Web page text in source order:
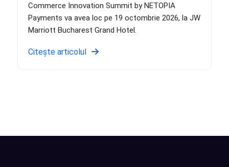
Commerce Innovation Summit by NETOPIA
Payments va avea loc pe 19 octombrie 2026, la JW
Marriott Bucharest Grand Hotel.
Citește articolul